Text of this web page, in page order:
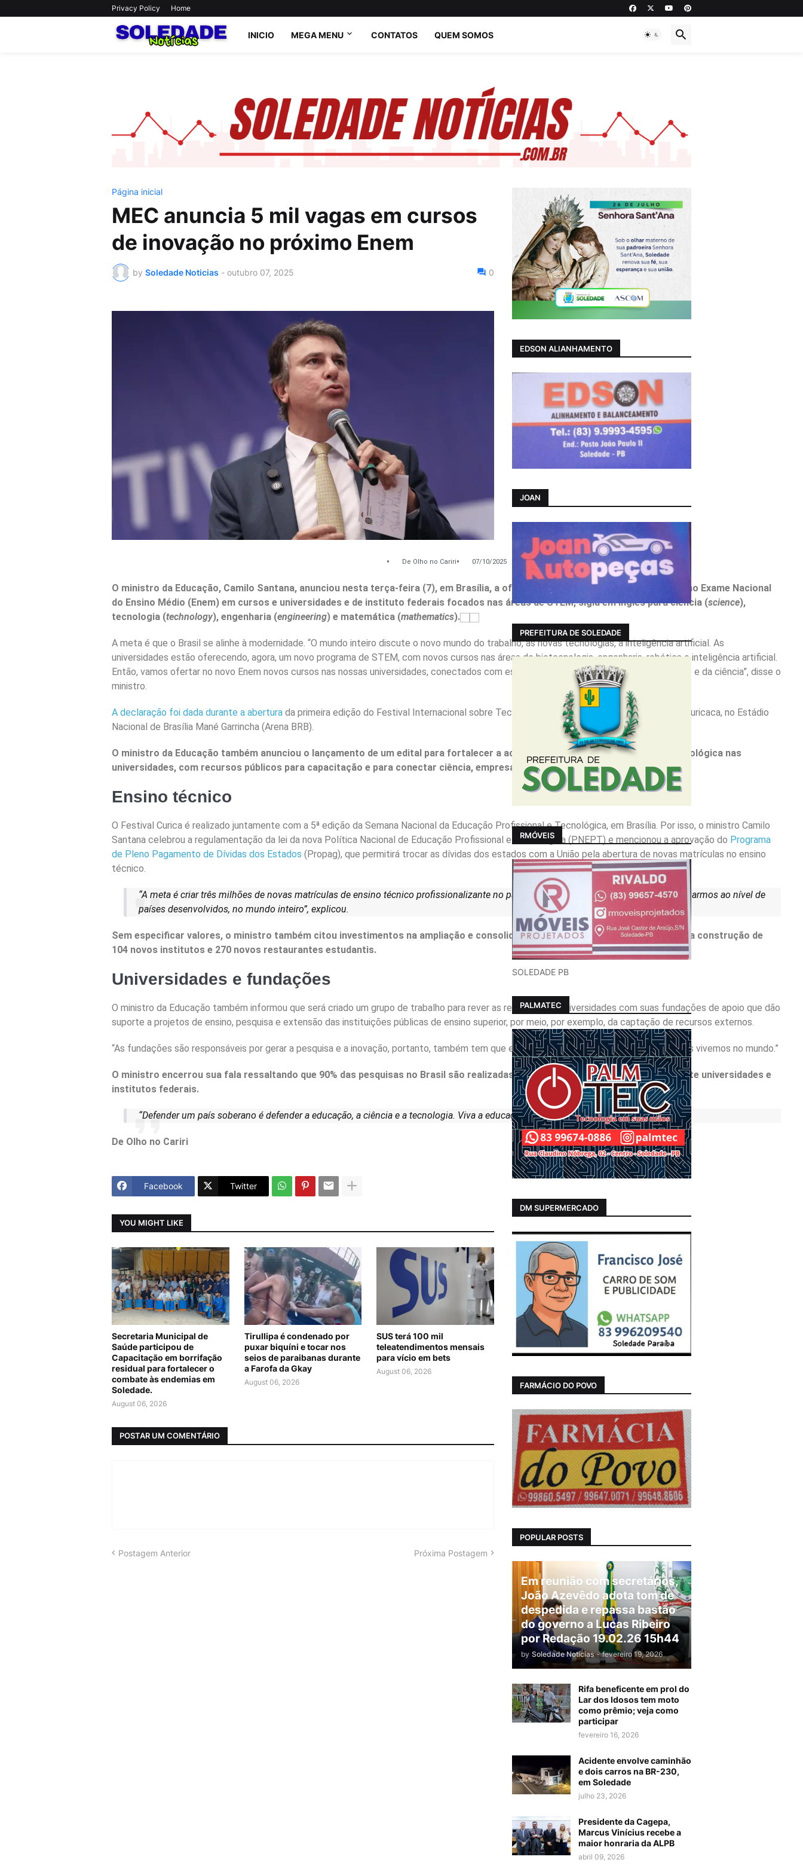
Privacy Policy Home
INICIO MEGA MENU CONTATOS QUEM SOMOS
Página inicial
MEC anuncia 5 mil vagas em cursos
de inovação no próximo Enem
by Soledade Noticias - outubro 07, 2025 0
De Olho no Cariri 07/10/2025
O ministro da Educação, Camilo Santana, anunciou nesta terça-feira (7), em Brasília, a oferta de cinco mil novas vagas no próximo Exame Nacional
do Ensino Médio (Enem) em cursos e universidades e de instituto federais focados nas áreas de STEM, sigla em inglês para ciência (science),
tecnologia (technology), engenharia (engineering) e matemática (mathematics).
A meta é que o Brasil se alinhe à modernidade. “O mundo inteiro discute o novo mundo do trabalho, as novas tecnologias, a inteligência artificial. As
universidades estão oferecendo, agora, um novo programa de STEM, com novos cursos nas áreas de biotecnologia, engenharia, robótica e inteligência artificial.
Então, vamos ofertar no novo Enem novos cursos nas nossas universidades, conectados com esse novo mundo da tecnologia, da inovação e da ciência”, disse o
ministro.
A declaração foi dada durante a abertura da primeira edição do Festival Internacional sobre Tecnologia e Sustentabilidade na Indústria – Curicaca, no Estádio
Nacional de Brasília Mané Garrincha (Arena BRB).
O ministro da Educação também anunciou o lançamento de um edital para fortalecer a aceleração dos núcleos de inovação tecnológica nas
universidades, com recursos públicos para capacitação e para conectar ciência, empresas e a sociedade.
Ensino técnico
O Festival Curica é realizado juntamente com a 5ª edição da Semana Nacional da Educação Profissional e Tecnológica, em Brasília. Por isso, o ministro Camilo
Santana celebrou a regulamentação da lei da nova Política Nacional de Educação Profissional e Tecnológica (PNEPT) e mencionou a aprovação do Programa
de Pleno Pagamento de Dívidas dos Estados (Propag), que permitirá trocar as dívidas dos estados com a União pela abertura de novas matrículas no ensino
técnico.
“A meta é criar três milhões de novas matrículas de ensino técnico profissionalizante no país para essa juventude brasileira para chegarmos ao nível de
países desenvolvidos, no mundo inteiro”, explicou.
Sem especificar valores, o ministro também citou investimentos na ampliação e consolidação dos institutos federais, incluindo a construção de
104 novos institutos e 270 novos restaurantes estudantis.
Universidades e fundações
O ministro da Educação também informou que será criado um grupo de trabalho para rever as relações das universidades com suas fundações de apoio que dão
suporte a projetos de ensino, pesquisa e extensão das instituições públicas de ensino superior, por meio, por exemplo, da captação de recursos externos.
“As fundações são responsáveis por gerar a pesquisa e a inovação, portanto, também tem que estar adaptada a essa modernidade que nós vivemos no mundo.”
O ministro encerrou sua fala ressaltando que 90% das pesquisas no Brasil são realizadas por instituições públicas, principalmente universidades e
institutos federais.
“Defender um país soberano é defender a educação, a ciência e a tecnologia. Viva a educação!” disse Camilo Santana.
De Olho no Cariri
Facebook Twitter
YOU MIGHT LIKE
Secretaria Municipal de
Saúde participou de
Capacitação em borrifação
residual para fortalecer o
combate às endemias em
Soledade.
August 06, 2026
Tirullipa é condenado por
puxar biquíni e tocar nos
seios de paraibanas durante
a Farofa da Gkay
August 06, 2026
SUS terá 100 mil
teleatendimentos mensais
para vício em bets
August 06, 2026
POSTAR UM COMENTÁRIO
Postagem Anterior Próxima Postagem
EDSON ALIANHAMENTO
JOAN
PREFEITURA DE SOLEDADE
RMÓVEIS
SOLEDADE PB
PALMATEC
DM SUPERMERCADO
FARMÁCIO DO POVO
POPULAR POSTS
Em reunião com secretários,
João Azevêdo adota tom de
despedida e repassa bastão
do governo a Lucas Ribeiro
por Redação 19.02.26 15h44
by Soledade Noticias - fevereiro 19, 2026
Rifa beneficente em prol do
Lar dos Idosos tem moto
como prêmio; veja como
participar
fevereiro 16, 2026
Acidente envolve caminhão
e dois carros na BR-230,
em Soledade
julho 23, 2026
Presidente da Cagepa,
Marcus Vinícius recebe a
maior honraria da ALPB
abril 09, 2026